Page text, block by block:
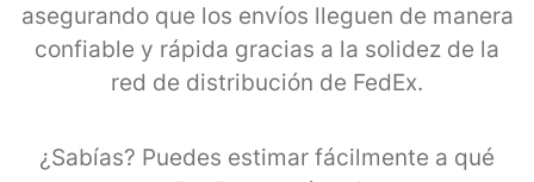
asegurando que los envíos lleguen de manera
confiable y rápida gracias a la solidez de la
red de distribución de FedEx.
¿Sabías? Puedes estimar fácilmente a qué